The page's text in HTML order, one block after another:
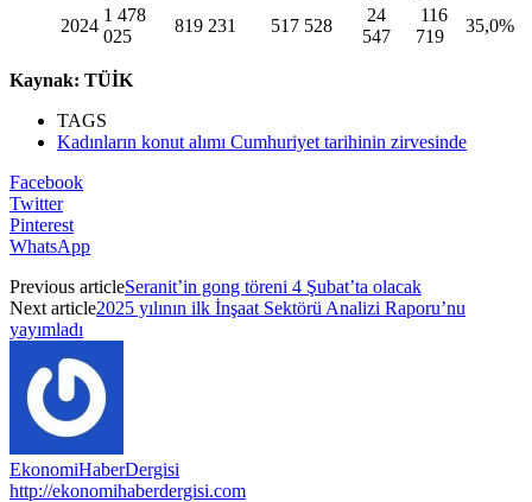
2024
1 478
025
819 231 517 528
24
547
116
719
35,0%
Kaynak: TÜİK
TAGS
Kadınların konut alımı Cumhuriyet tarihinin zirvesinde
Facebook
Twitter
Pinterest
WhatsApp
Previous articleSeranit’in gong töreni 4 Şubat’ta olacak
Next article2025 yılının ilk İnşaat Sektörü Analizi Raporu’nu
yayımladı
EkonomiHaberDergisi
http://ekonomihaberdergisi.com